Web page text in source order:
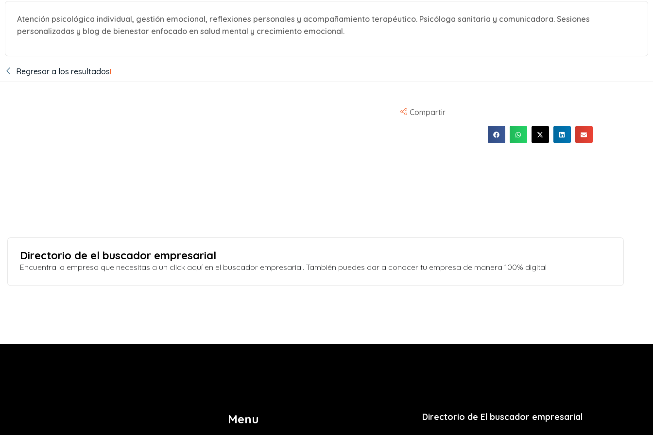
Atención psicológica individual, gestión emocional, reflexiones personales y acompañamiento terapéutico. Psicóloga sanitaria y comunicadora. Sesiones
personalizadas y blog de bienestar enfocado en salud mental y crecimiento emocional.
Regresar a los resultados
Compartir
Directorio de el buscador empresarial
Encuentra la empresa que necesitas a un click aquí en el buscador empresarial. También puedes dar a conocer tu empresa de manera 100% digital
Menu Directorio de El buscador empresarial